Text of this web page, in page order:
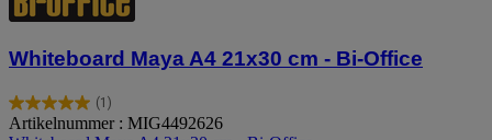
Whiteboard Maya A4 21x30 cm - Bi-Office
(1)
5.0
van
Artikelnummer : MIG4492626